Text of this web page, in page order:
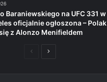
Baraniewskiego na UFC 331 w
oficjalnie ogłoszona – Polak
z Alonzo Menifieldem
PoprzedniaNastępna